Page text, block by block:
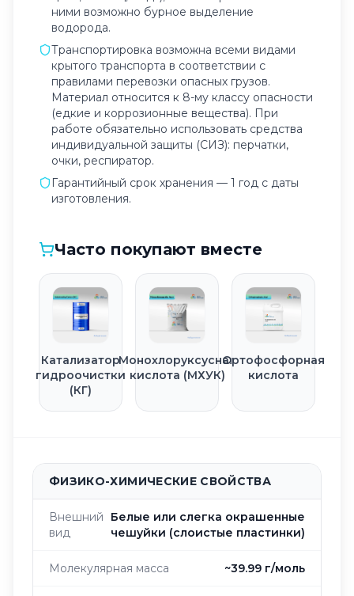
ними возможно бурное выделение
водорода.
Транспортировка возможна всеми видами
крытого транспорта в соответствии с
правилами перевозки опасных грузов.
Материал относится к 8-му классу опасности
(едкие и коррозионные вещества). При
работе обязательно использовать средства
индивидуальной защиты (СИЗ): перчатки,
очки, респиратор.
Гарантийный срок хранения — 1 год с даты
изготовления.
Часто покупают вместе
Катализатор
гидроочистки
(КГ)
Монохлоруксусная
кислота (МХУК)
Ортофосфорная
кислота
ФИЗИКО-ХИМИЧЕСКИЕ СВОЙСТВА
Внешний
вид
Белые или слегка окрашенные
чешуйки (слоистые пластинки)
Молекулярная масса ~39.99 г/моль